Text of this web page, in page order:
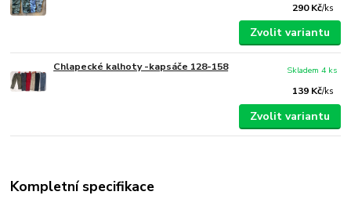
290 Kč/ks
Zvolit variantu
Chlapecké kalhoty -kapsáče 128-158
139 Kč/ks
Skladem 4 ks
Zvolit variantu
Kompletní specifikace